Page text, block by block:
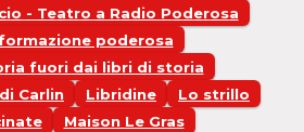
- Teatro a Radio Poderosa
poderosa
fuori dai libri di storia
Carlin
Libridine
Lo strillo
Maison Le Gras